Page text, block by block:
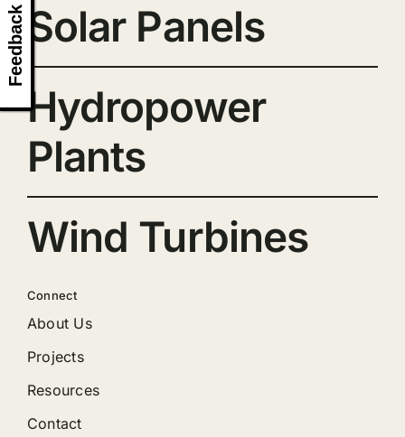
Solar Panels
Hydropower
Plants
Wind Turbines
Connect
About Us
Projects
Resources
Contact
Feedback